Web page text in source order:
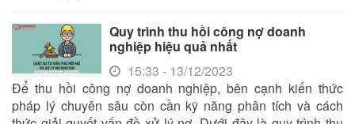
Quy trình thu hồi công nợ doanh
nghiệp hiệu quả nhất
15:33 - 13/12/2023
Để thu hồi công nợ doanh nghiệp, bên cạnh kiến thức
pháp lý chuyên sâu còn cần kỹ năng phân tích và cách